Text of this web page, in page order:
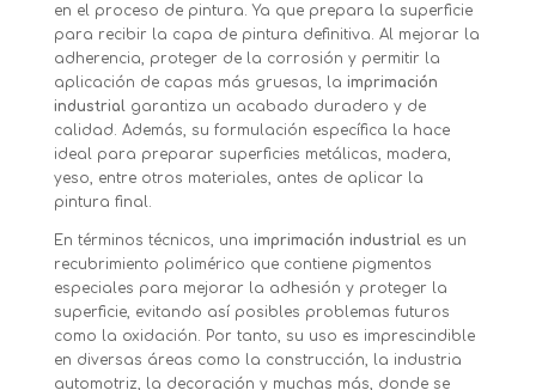
en el proceso de pintura. Ya que prepara la superficie
para recibir la capa de pintura definitiva. Al mejorar la
adherencia, proteger de la corrosión y permitir la
aplicación de capas más gruesas, la imprimación
industrialgarantiza un acabado duradero y de
calidad. Además, su formulación específica la hace
ideal para preparar superficies metálicas, madera,
yeso, entre otros materiales, antes de aplicar la
pintura final.
En términos técnicos, una imprimación industriales un
recubrimiento polimérico que contiene pigmentos
especiales para mejorar la adhesión y proteger la
superficie, evitando así posibles problemas futuros
como la oxidación. Por tanto, su uso es imprescindible
en diversas áreas como la construcción, la industria
automotriz, la decoración y muchas más, donde se